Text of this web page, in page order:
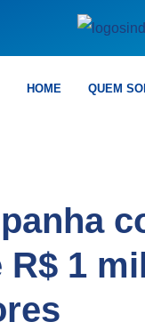
HOME QUEM
1